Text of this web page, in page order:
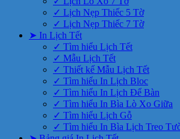
✓ Lịch Nẹp Thiếc 5 Tờ
✓ Lịch Nẹp Thiếc 7 Tờ
➤ In Lịch Tết
✓ Tìm hiểu Lịch Tết
✓ Mẫu Lịch Tết
✓ Thiết kế Mẫu Lịch Tết
✓ Tìm hiểu In Lịch Bloc
✓ Tìm hiểu In Lịch Để Bàn
✓ Tìm hiểu In Bìa Lò Xo Giữa
✓ Tìm hiểu Lịch Gỗ
✓ Tìm hiểu In Bìa Lịch Treo